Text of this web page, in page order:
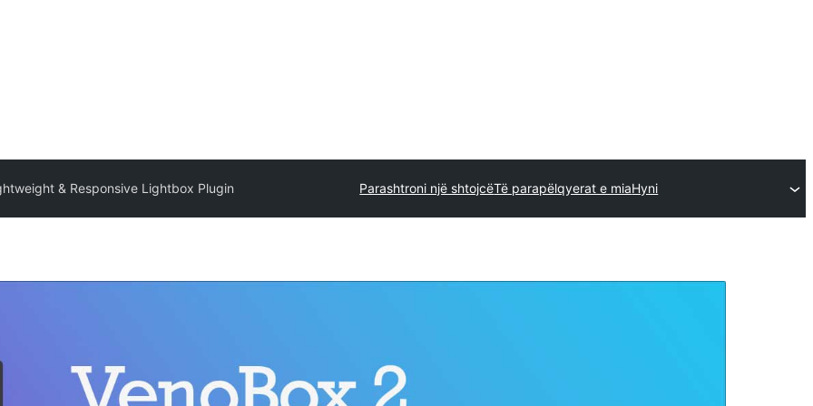
& Responsive Lightbox Plugin Parashtroni një shtojcëTë parapëlqyerat e miaHyni